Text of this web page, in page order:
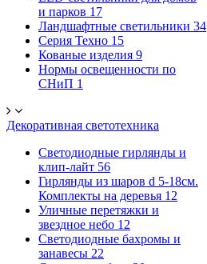
и парков 17
Ландшафтные светильники 34
Серия Техно 15
Кованые изделия 9
Нормы освещенности по
СНиП 1
Декоративная светотехника
Светодиодные гирлянды и
клип-лайт 56
Гирлянды из шаров d 5-18cм.
Комплекты на деревья 12
Уличные перетяжки и
звездное небо 12
Светодиодные бахромы и
занавесы 22